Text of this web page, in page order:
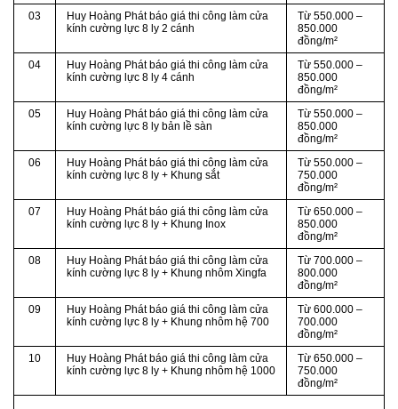
03
Huy Hoàng Phát báo giá thi công làm cửa
kính cường lực 8 ly 2 cánh
Từ 550.000 –
850.000
đồng/m²
04
Huy Hoàng Phát báo giá thi công làm cửa
kính cường lực 8 ly 4 cánh
Từ 550.000 –
850.000
đồng/m²
05
Huy Hoàng Phát báo giá thi công làm cửa
kính cường lực 8 ly bản lề sàn
Từ 550.000 –
850.000
đồng/m²
06
Huy Hoàng Phát báo giá thi công làm cửa
kính cường lực 8 ly + Khung sắt
Từ 550.000 –
750.000
đồng/m²
07
Huy Hoàng Phát báo giá thi công làm cửa
kính cường lực 8 ly + Khung Inox
Từ 650.000 –
850.000
đồng/m²
08
Huy Hoàng Phát báo giá thi công làm cửa
kính cường lực 8 ly + Khung nhôm Xingfa
Từ 700.000 –
800.000
đồng/m²
09
Huy Hoàng Phát báo giá thi công làm cửa
kính cường lực 8 ly + Khung nhôm hệ 700
Từ 600.000 –
700.000
đồng/m²
10
Huy Hoàng Phát báo giá thi công làm cửa
kính cường lực 8 ly + Khung nhôm hệ 1000
Từ 650.000 –
750.000
đồng/m²